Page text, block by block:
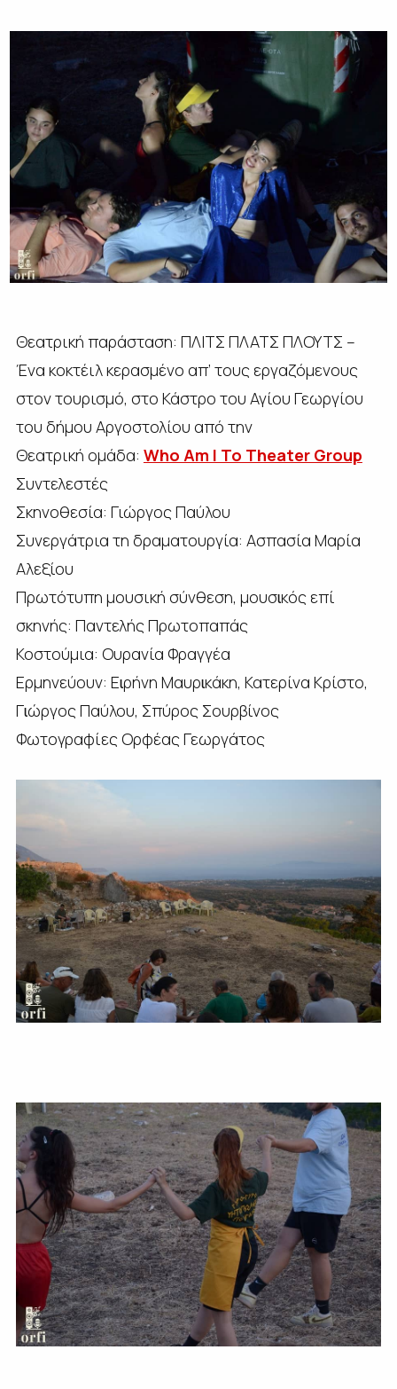
Θεατρική παράσταση: ΠΛΙΤΣ ΠΛΑΤΣ ΠΛΟΥΤΣ –
Ένα κοκτέιλ κερασμένο απ’ τους εργαζόμενους
στον τουρισμό, στο Κάστρο του Αγίου Γεωργίου
του δήμου Αργοστολίου από την
Θεατρική ομάδα: Who Am I To Theater Group
Συντελεστές
Σκηνοθεσία: Γιώργος Παύλου
Συνεργάτρια τη δραματουργία: Ασπασία Μαρία
Αλεξίου
Πρωτότυπη μουσική σύνθεση, μουσɩκός επί
σκηνής: Παντελής Πρωτοπαπάς
Κοστούμια: Ουρανία Φραγγέα
Ερμηνεύουν: Εɩρήνη Μαυρɩκάκη, Κατερίνα Κρίστο,
Γɩώργος Παύλου, Σπύρος Σουρβίνος
Φωτογραφίες Ορφέας Γεωργάτος